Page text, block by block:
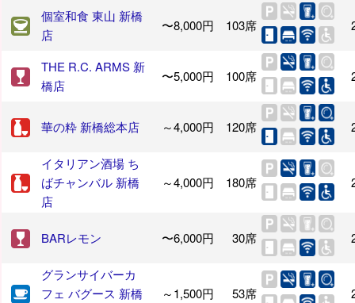
個室和食 東山 新橋
店
〜8,000円 103席
THE R.C. ARMS 新
橋店
〜5,000円 100席
華の粋 新橋総本店 ～4,000円 120席
イタリアン酒場 ち
ばチャンバル 新橋
店
～4,000円 180席
BARレモン 〜6,000円 30席
グランサイバーカ
フェ バグース 新橋
～1,500円 53席